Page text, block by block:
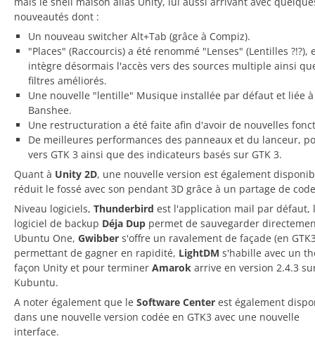
nouveautés dont :
Un nouveau switcher Alt+Tab (grâce à Compiz).
"Places" (Raccourcis) a été renommé "Lenses" (Lentilles ?!?),
intègre désormais l'accès vers des sources multiple ainsi
filtres améliorés.
Une nouvelle "lentille" Musique installée par défaut et liée à
Banshee.
Une restructuration a été faite afin d'avoir de nouvelles
De meilleures performances des panneaux et du lanceur,
vers GTK 3 ainsi que des indicateurs basés sur GTK 3.
Quant à Unity 2D, une nouvelle version est également
réduit le fossé avec son pendant 3D grâce à un partage de
Niveau logiciels, Thunderbird est l'application mail par défaut,
logiciel de backup Déja Dup permet de sauvegarder
Ubuntu One, Gwibber s'offre un ravalement de façade (en
permettant de gagner en rapidité, LightDM s'habille avec un
façon Unity et pour terminer Amarok arrive en version 2.4.3
Kubuntu.
A noter également que le Software Center est également
dans une nouvelle version codée en GTK3 avec une nouvelle
interface.